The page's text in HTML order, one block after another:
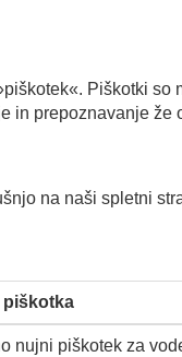
Piškotki
in prepoznavanje že
na naši spletni
piškotka
nujni piškotek za